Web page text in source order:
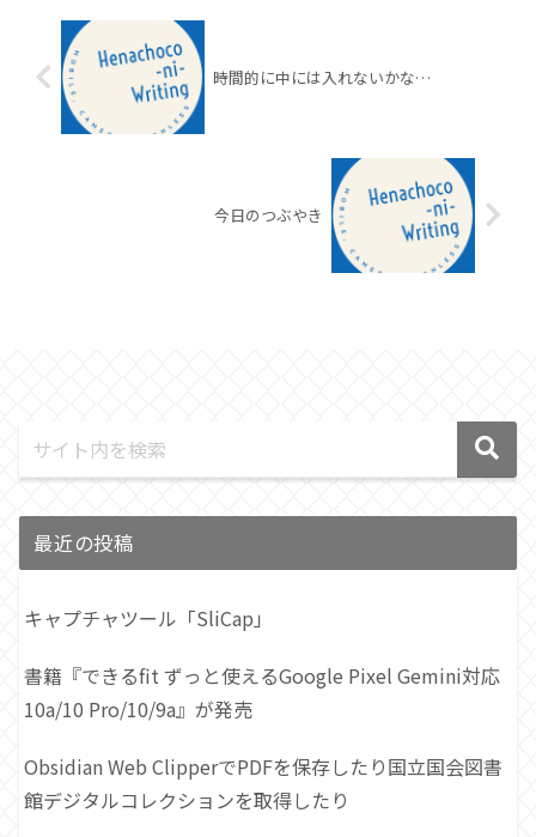
時間的に中には入れないかな…
今日のつぶやき
最近の投稿
キャプチャツール「SliCap」
書籍『できるfit ずっと使えるGoogle Pixel Gemini対応
10a/10 Pro/10/9a』が発売
Obsidian Web ClipperでPDFを保存したり国立国会図書
館デジタルコレクションを取得したり